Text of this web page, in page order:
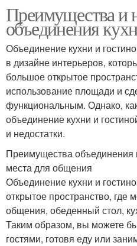
Преимущества и
объединения
Объединение кухни и
в дизайне интерьеров,
большое открытое
использование площади и
функциональным. Однако,
объединение кухни и
и недостатки.
Преимущества объединения
места для общения
Объединение кухни и
открытое пространство, где
общения, обеденный стол,
Таким образом, вы можете
гостями, готовя еду или